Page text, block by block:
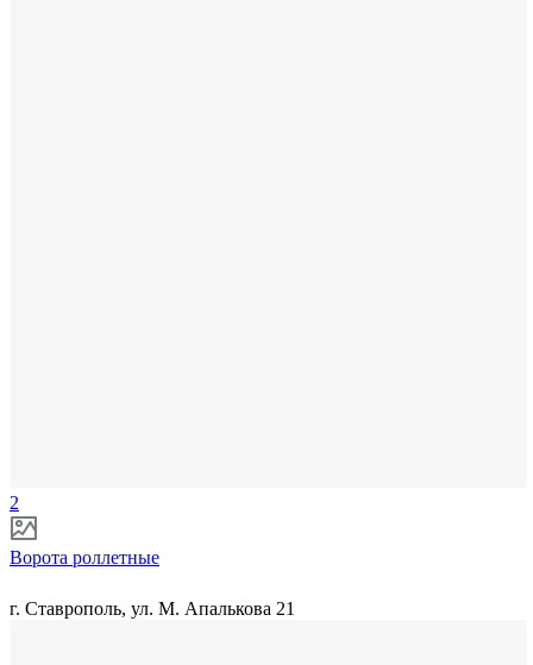
2
Ворота роллетные
г. Ставрополь, ул. М. Апалькова 21